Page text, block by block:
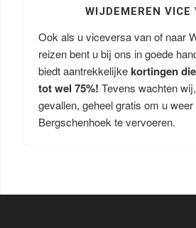
WIJDEMEREN VICE
Ook als u viceversa van of naar
reizen bent u bij ons in goede
biedt aantrekkelijkekortingen
tot wel 75%! Tevens wachten
gevallen, geheel gratis om u
Bergschenhoek te vervoeren.